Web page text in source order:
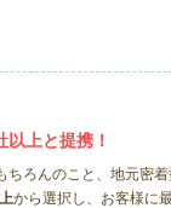
以上と提携！
ちろんのこと、地元密
から選択し、お客様に